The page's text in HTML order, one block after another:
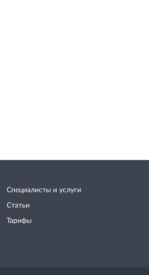
Специалисты и услуги
Статьи
Тарифы